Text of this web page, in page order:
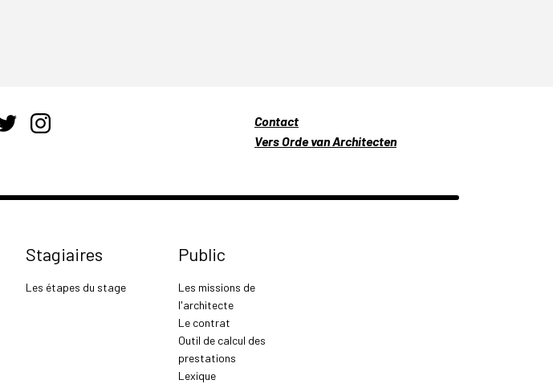
Contact
Vers Orde van Architecten
Stagiaires
Les étapes du stage
Public
Les missions de
l'architecte
Le contrat
Outil de calcul des
prestations
Lexique